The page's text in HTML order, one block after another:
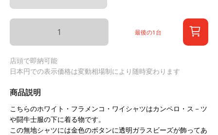
最後の1台
店頭で即納可能
日本円での表示価格は変動相場制により随時変わります
商品説明
こちらのホワイト・フラメンコ・ワイシャツはカンペロ・ス－ツ
や闘牛士服の下に着る物です。
この無地シャツには金色のボタンに透明ガラスビーズが飾ってあ